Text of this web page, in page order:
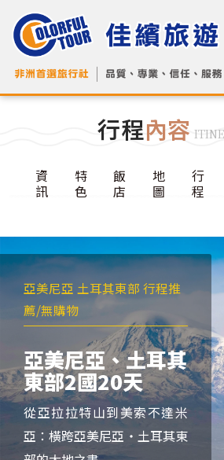
行程內容
資
訊
特
色
飯
店
地
圖
行
程
亞美尼亞 土耳其東部 行程推
薦/無購物
亞美尼亞、土耳其
東部2國20天
從亞拉拉特山到美索不達米
亞：橫跨亞美尼亞・土耳其東